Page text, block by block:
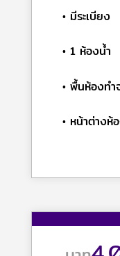
• มีระเบียง
• 1 ห้องน้ำ
• พื้นห้องทำ
• หน้าต่างห้